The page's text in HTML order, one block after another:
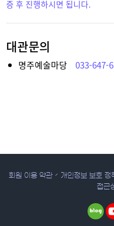
증 후 진행하시면 됩니다.
대관문의
명주예술마당 033-647-
회원 이용 약관 개인정보 보호 정
접근